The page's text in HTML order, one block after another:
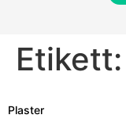
Etikett:
Plaster